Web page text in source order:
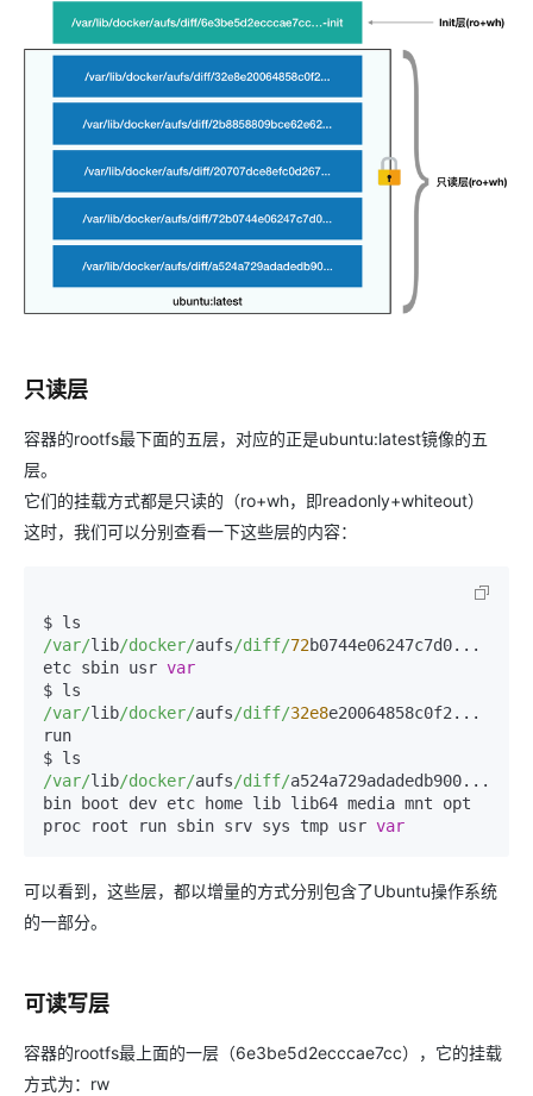
只读层
容器的rootfs最下面的五层，对应的正是ubuntu:latest镜像的五
层。
它们的挂载方式都是只读的（ro+wh，即readonly+whiteout）
这时，我们可以分别查看一下这些层的内容：
/var/lib/docker/aufs/diff/72b0744e06247c7d0...
etc sbin usr var
/var/lib/docker/aufs/diff/32e8e20064858c0f2...
run
/var/lib/docker/aufs/diff/a524a729adadedb900...
bin boot dev etc home lib lib64 media mnt opt
proc root run sbin srv sys tmp usr var
可以看到，这些层，都以增量的方式分别包含了Ubuntu操作系统
的一部分。
可读写层
容器的rootfs最上面的一层（6e3be5d2ecccae7cc），它的挂载
方式为：rw